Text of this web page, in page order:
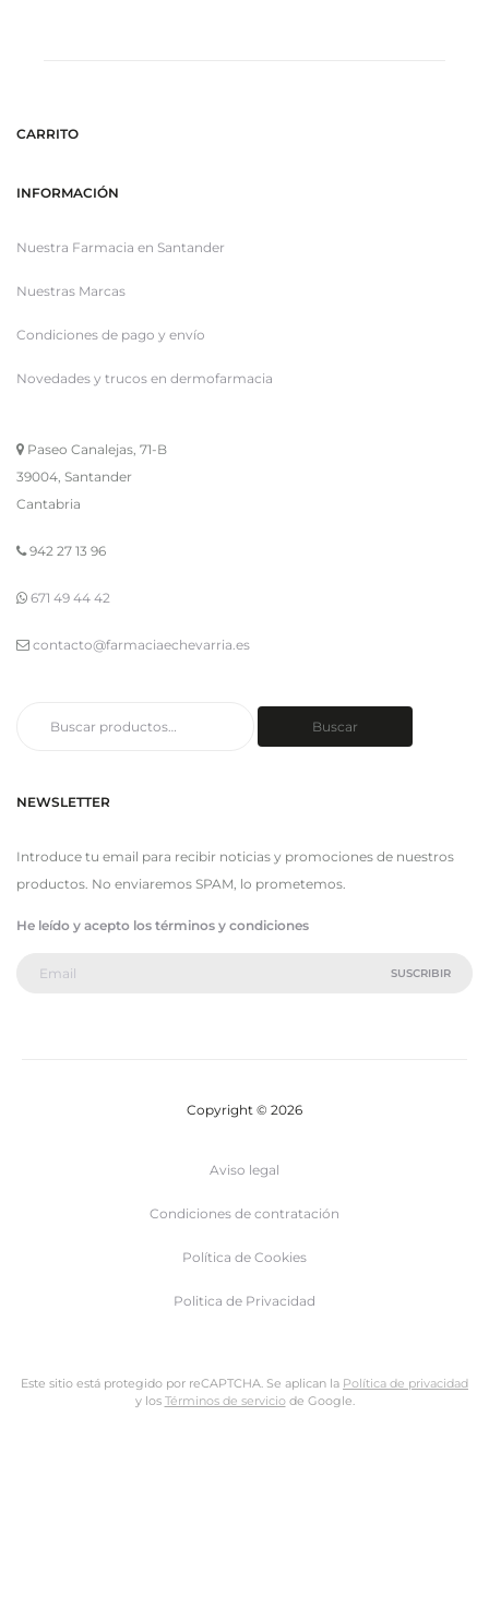
CARRITO
INFORMACIÓN
Nuestra Farmacia en Santander
Nuestras Marcas
Condiciones de pago y envío
Novedades y trucos en dermofarmacia
Paseo Canalejas, 71-B
39004, Santander
Cantabria
942 27 13 96
671 49 44 42
contacto@farmaciaechevarria.es
Buscar
NEWSLETTER
Introduce tu email para recibir noticias y promociones de nuestros
productos. No enviaremos SPAM, lo prometemos.
He leído y acepto los términos y condiciones
Copyright © 2026
Aviso legal
Condiciones de contratación
Política de Cookies
Politica de Privacidad
Este sitio está protegido por reCAPTCHA. Se aplican la Política de privacidad
y los Términos de serviciode Google.